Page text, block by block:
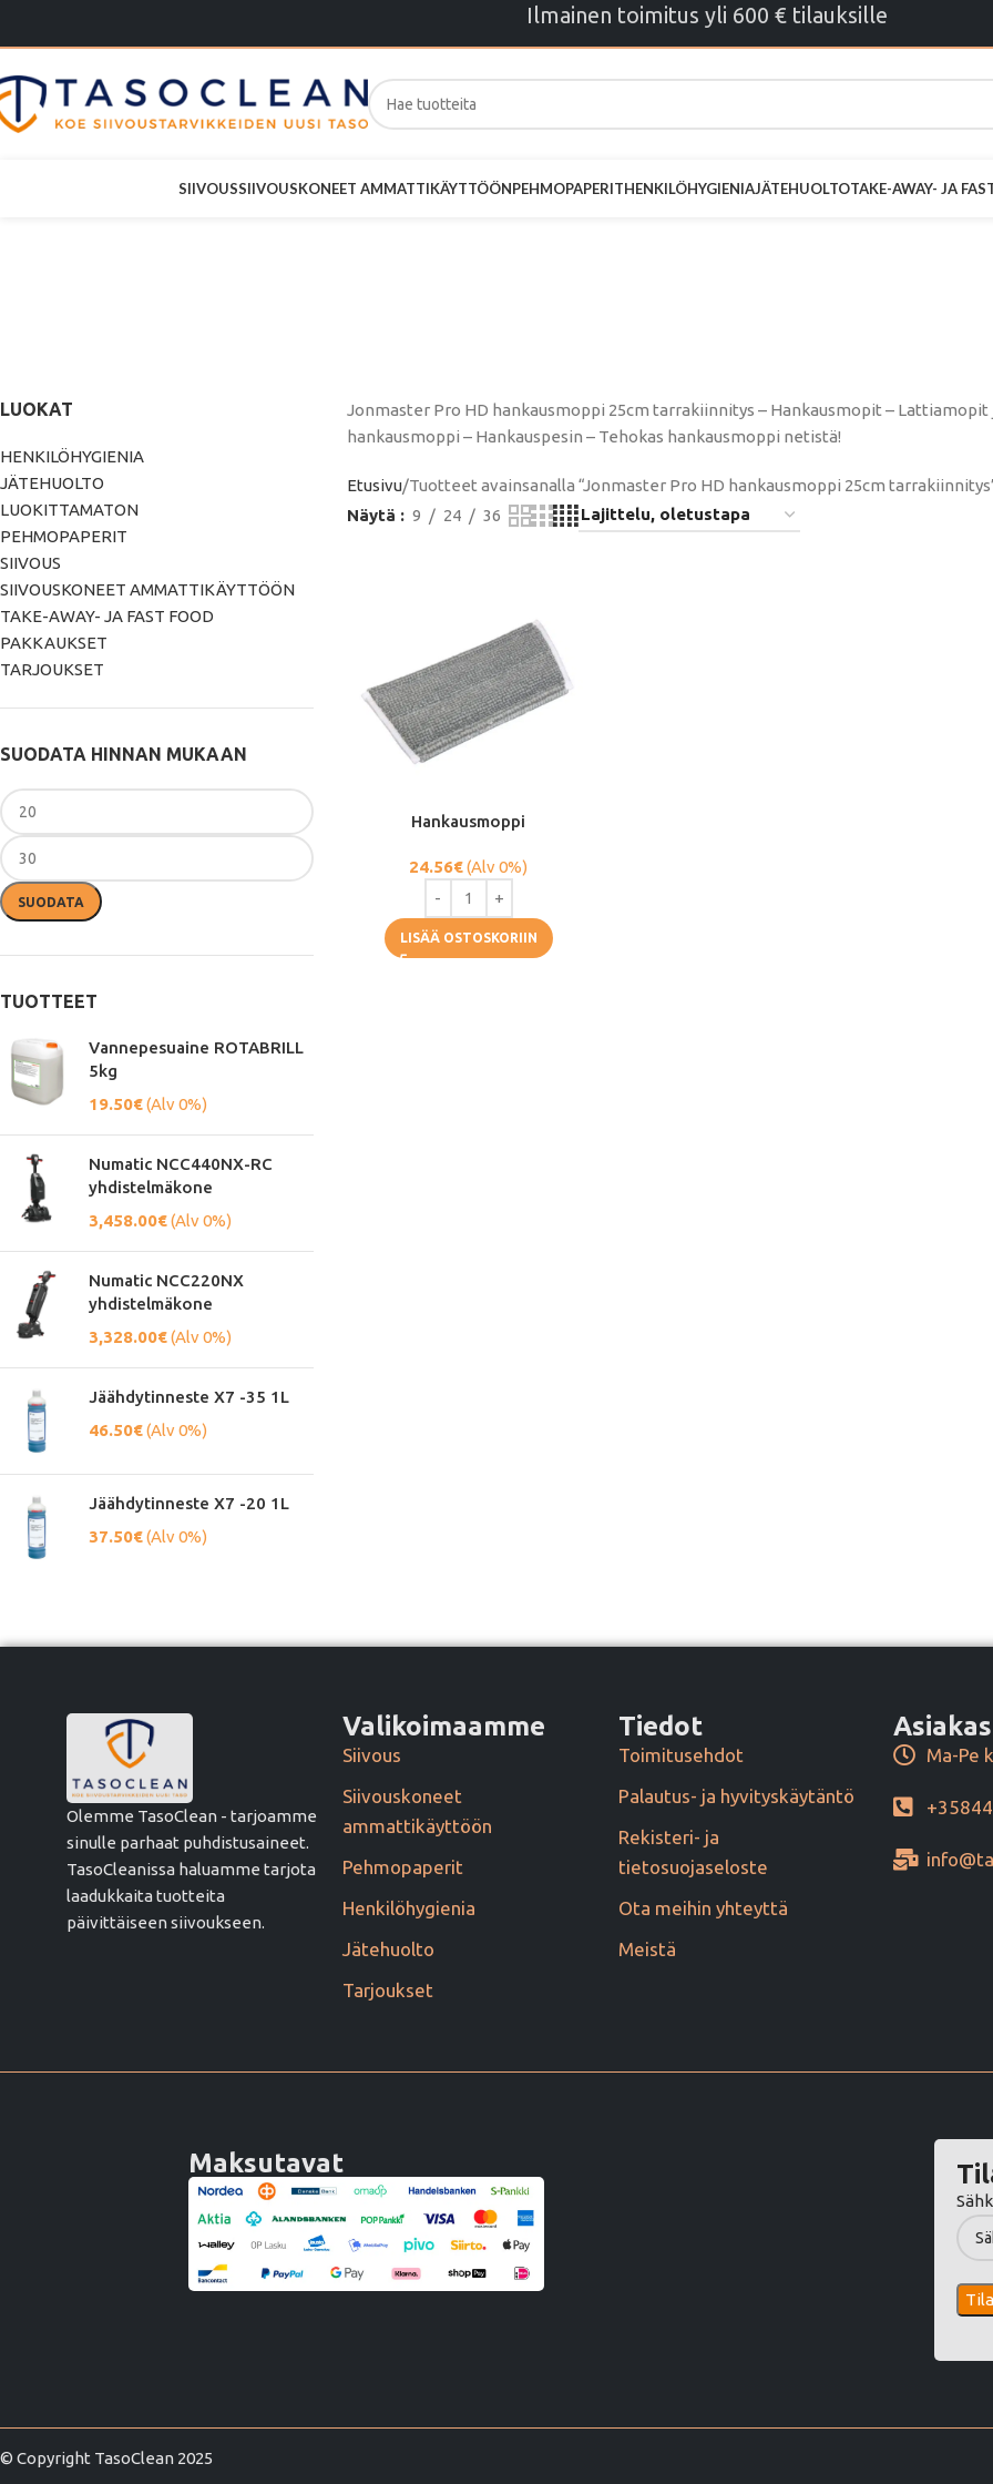
Ilmainen toimitus yli 600 € tilauksille
SIIVOUSSIIVOUSKONEET AMMATTIKÄYTTÖÖNPEHMOPAPERITHENKILÖHYGIENIAJÄTEHUOLTOTAKE-AWAY- JA
LUOKAT
HENKILÖHYGIENIA
JÄTEHUOLTO
LUOKITTAMATON
PEHMOPAPERIT
SIIVOUS
SIIVOUSKONEET AMMATTIKÄYTTÖÖN
TAKE-AWAY- JA FAST FOOD
PAKKAUKSET
TARJOUKSET
SUODATA HINNAN MUKAAN
SUODATA
TUOTTEET
Vannepesuaine ROTABRILL
5kg
19.50€(Alv 0%)
Numatic NCC440NX-RC
yhdistelmäkone
3,458.00€(Alv 0%)
Numatic NCC220NX
yhdistelmäkone
3,328.00€(Alv 0%)
Jäähdytinneste X7 -35 1L
46.50€(Alv 0%)
Jäähdytinneste X7 -20 1L
37.50€(Alv 0%)
Jonmaster Pro HD hankausmoppi 25cm tarrakiinnitys – Hankausmopit – Lattiamopit
hankausmoppi – Hankauspesin – Tehokas hankausmoppi netistä!
Etusivu Tuotteet avainsanalla “Jonmaster Pro HD hankausmoppi 25cm
Näytä
9 24 36
Hankausmoppi
24.56€(Alv 0%)
LISÄÄ OSTOSKORIIN
Olemme TasoClean - tarjoamme
sinulle parhaat puhdistusaineet.
TasoCleanissa haluamme tarjota
laadukkaita tuotteita
päivittäiseen siivoukseen.
Valikoimaamme
Siivous
Siivouskoneet
ammattikäyttöön
Pehmopaperit
Henkilöhygienia
Jätehuolto
Tarjoukset
Tiedot
Toimitusehdot
Palautus- ja hyvityskäytäntö
Rekisteri- ja
tietosuojaseloste
Ota meihin yhteyttä
Meistä
Ma-Pe
Maksutavat
© Copyright TasoClean 2025